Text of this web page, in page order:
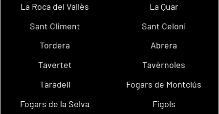
La Roca del Vallès
La Quar
Sant Climent
Sant Celoni
Tordera
Abrera
Tavertet
Tavèrnoles
Taradell
Fogars de Montclús
Fogars de la Selva
Fígols